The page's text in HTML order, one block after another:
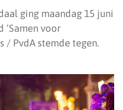
ging maandag 15 juni
voor
/ PvdA stemde tegen.